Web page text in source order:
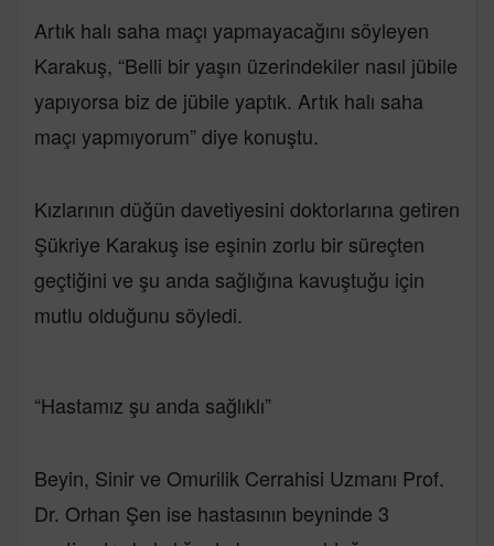
Artık halı saha maçı yapmayacağını söyleyen
Karakuş, “Belli bir yaşın üzerindekiler nasıl jübile
yapıyorsa biz de jübile yaptık. Artık halı saha
maçı yapmıyorum” diye konuştu.
Kızlarının düğün davetiyesini doktorlarına getiren
Şükriye Karakuş ise eşinin zorlu bir süreçten
geçtiğini ve şu anda sağlığına kavuştuğu için
mutlu olduğunu söyledi.
“Hastamız şu anda sağlıklı”
Beyin, Sinir ve Omurilik Cerrahisi Uzmanı Prof.
Dr. Orhan Şen ise hastasının beyninde 3